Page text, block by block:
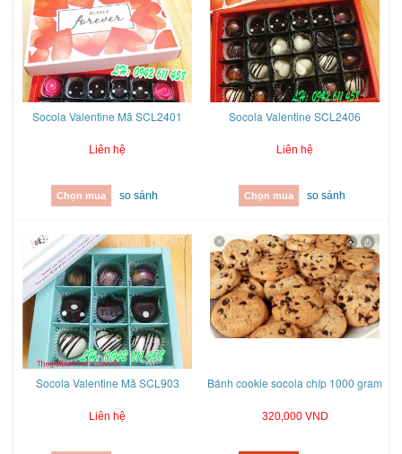
Socola Valentine Mã SCL2401
Liên hệ
Chọn mua so sánh
Socola Valentine SCL2406
Liên hệ
Chọn mua so sánh
Socola Valentine Mã SCL903
Liên hệ
Bánh cookie socola chíp 1000 gram
320,000 VND